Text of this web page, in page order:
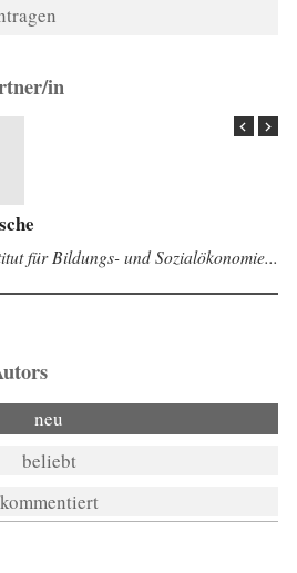
in
für Bildungs- und Sozialökonomie...
neu
beliebt
kommentiert